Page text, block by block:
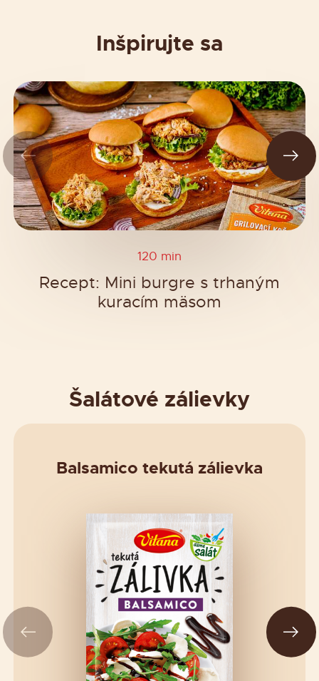
Inšpirujte sa
120 min
Recept: Mini burgre s trhaným
kuracím mäsom
Šalátové zálievky
Balsamico tekutá zálievka